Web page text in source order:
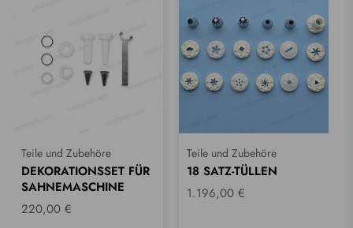
Teile und Zubehöre
DEKORATIONSSET FÜR
SAHNEMASCHINE
220,00 €
Teile und Zubehöre
18 SATZ-TÜLLEN
1.196,00 €